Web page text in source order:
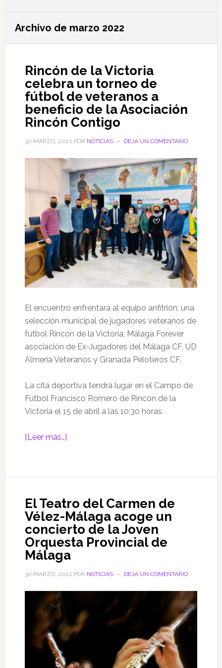
Archivo de marzo 2022
Rincón de la Victoria
celebra un torneo de
fútbol de veteranos a
beneficio de la Asociación
Rincón Contigo
30 MARZO, 2022 POR NOTICIAS DEJA UN COMENTARIO
El encuentro enfrentará al equipo anfitrión, una
selección municipal de jugadores veteranos de
fútbol Rincón de la Victoria, Málaga Forever
asociación de Ex-Jugadores del Málaga CF, UD
Almería Veteranos y Granada Peloteros CF.
La cita deportiva tendrá lugar en el Campo de
Fútbol Francisco Romero de Rincón de la
Victoria el 15 de abril a las 10:30 horas.
[Leer más…]acerca
de
Victoria
celebra
un
torneo
de
de
veteranos
beneficio
de
la
El Teatro del Carmen de
Vélez-Málaga acoge un
concierto de la Joven
Orquesta Provincial de
Málaga
30 MARZO, 2022 POR NOTICIAS DEJA UN COMENTARIO